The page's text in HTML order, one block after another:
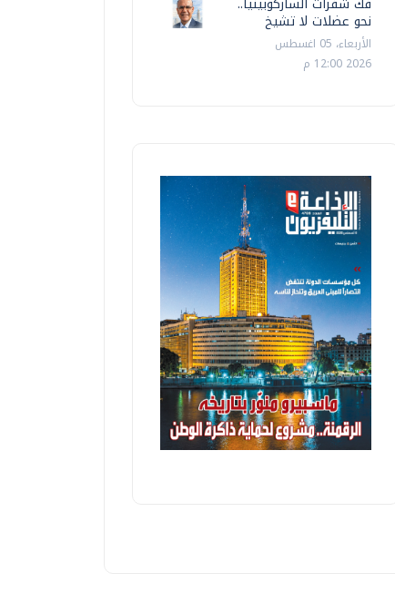
التليفزيون
آسر حسين يكشف سر ظهور محمد صلاح
بالقميص رقم 61
إسراء طلعت الخميس، 06 اغسطس 2026 08:57 ص
نحو عضلات لا تشيخ
الأربعاء، 05 اغسطس
2026 12:00 م